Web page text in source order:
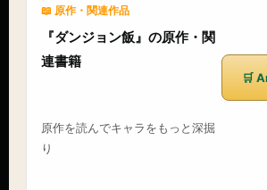
📖 原作・関連作品
『ダンジョン飯』の原作・関
連書籍
原作を読んでキャラをもっと深掘
り
🛒